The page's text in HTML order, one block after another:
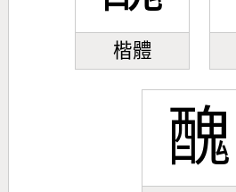
楷體
醜